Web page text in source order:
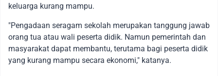
keluarga kurang mampu.
"Pengadaan seragam sekolah merupakan tanggung jawab
orang tua atau wali peserta didik. Namun pemerintah dan
masyarakat dapat membantu, terutama bagi peserta didik
yang kurang mampu secara ekonomi," katanya.